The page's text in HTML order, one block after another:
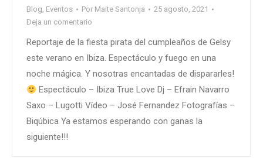
Blog, Eventos Por Maite Santonja
25 agosto, 2021
Deja un comentario
Reportaje de la fiesta pirata del cumpleaños de Gelsy
este verano en Ibiza. Espectáculo y fuego en una
noche mágica. Y nosotras encantadas de dispararles!
Espectáculo – Ibiza True Love Dj – Efrain Navarro
Saxo – Lugotti Vídeo – José Fernandez Fotografías –
Biqúbica Ya estamos esperando con ganas la
siguiente!!!